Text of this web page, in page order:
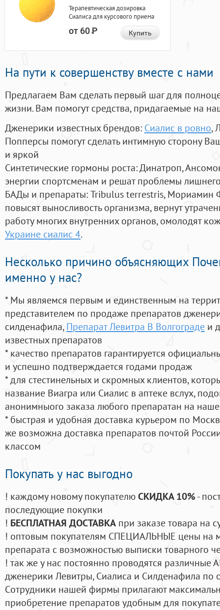
Терапевтическая дозировка
Сиалиса для курсового приема
от 60Р Купить
На пути к совершенству вместе с нами
Предлагаем Вам сделать первый шаг для
жизни. Вам помогут средства, придагаемые на
Дженерики известных брендов: Сиалис в ровно,
Попперсы помогут сделать интимную сторону
и яркой
Синтетические гормоны роста: Динатроп,
энергии спортсменам и решат проблемы
БАДы и препараты:Tribulus terrestris, Мориамин
повысят выносливость организма, вернут
работу многих внутренних органов, омолодят
Украине сиалис 4.
Несколько причино объясняющих
именно у нас?
* Мы являемся первым и единственным на
представителем по продаже препаратов
силденафила, Препарат Левитра В Волгограде и
известных препаратов
* качество препаратов гарантируется
и успешно подтверждается годами продаж
* для стестинельных и скромных клиентов,
название Виагра или Сиалис в аптеке вслух,
анонимныого заказа любого препаратан на
* быстрая и удобная доставка курьером по
же возможна доставка препаратов почтой
классом
Покупать у нас выгодно
! каждому новому покупателюСКИДКА 10%-
последующие покупки
! БЕСПЛАТНАЯ ДОСТАВКА при заказе товара на
! оптовым покупателям СПЕЦИАЛЬНЫЕ цены на
препарата с возможностью выписки товарного
! так же у нас постоянно проводятся
дженерики Левитры, Сиалиса и Силденафила по
Cотрудники нашей фирмы прилагают
приобретение препаратов удобным для